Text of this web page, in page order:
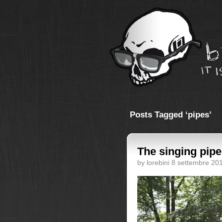
Posts Tagged ‘pipes’
The singing pipe
by lorebini 8 settembre